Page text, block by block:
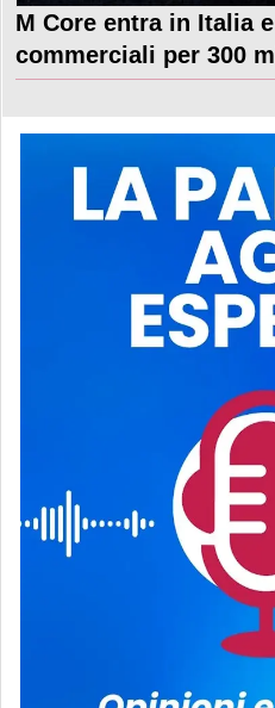
M Core entra in Italia
commerciali per 300